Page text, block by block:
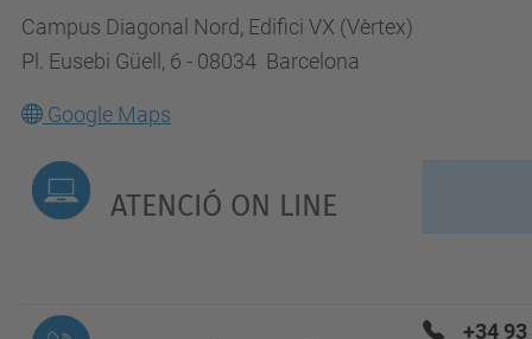
Campus Diagonal Nord, Edifici VX (Vèrtex)
Pl. Eusebi Güell, 6 - 08034 Barcelona
Google Maps
ATENCIÓ ON LINE
+34